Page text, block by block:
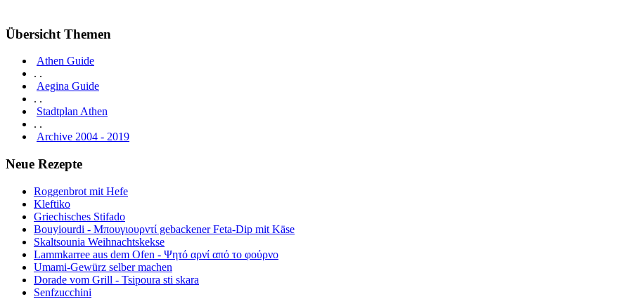
Übersicht Themen
Athen Guide
. .
Aegina Guide
. .
Stadtplan Athen
. .
Archive 2004 - 2019
Neue Rezepte
Roggenbrot mit Hefe
Kleftiko
Griechisches Stifado
Bouyiourdi - Μπουγιουρντί gebackener Feta-Dip mit Käse
Skaltsounia Weihnachtskekse
Lammkarree aus dem Ofen - Ψητό αρνί από το φούρνο
Umami-Gewürz selber machen
Dorade vom Grill - Tsipoura sti skara
Senfzucchini